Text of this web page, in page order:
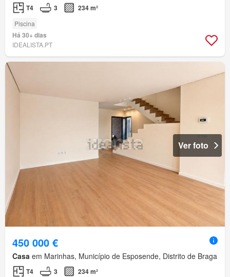
T4 3 234 m²
Piscina
Há 30+ dias
IDEALISTA.PT
Ver foto
450 000 €
Casa em Marinhas, Município de Esposende, Distrito de Braga
T4 3 234 m²